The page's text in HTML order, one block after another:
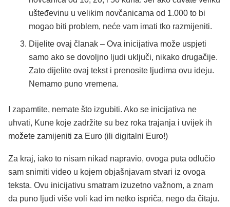
ušteđevinu u velikim novčanicama od 1.000 to bi
mogao biti problem, neće vam imati tko razmijeniti.
Dijelite ovaj članak – Ova inicijativa može uspjeti
samo ako se dovoljno ljudi uključi, nikako drugačije.
Zato dijelite ovaj tekst i prenosite ljudima ovu ideju.
Nemamo puno vremena.
I zapamtite, nemate što izgubiti. Ako se inicijativa ne
uhvati, Kune koje zadržite su bez roka trajanja i uvijek ih
možete zamijeniti za Euro (ili digitalni Euro!)
Za kraj, iako to nisam nikad napravio, ovoga puta odlučio
sam snimiti video u kojem objašnjavam stvari iz ovoga
teksta. Ovu inicijativu smatram izuzetno važnom, a znam
da puno ljudi više voli kad im netko ispriča, nego da čitaju.